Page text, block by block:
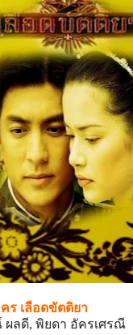
ร เลือดขัตติยา
ผลดี, พิยดา อัครเศรณี